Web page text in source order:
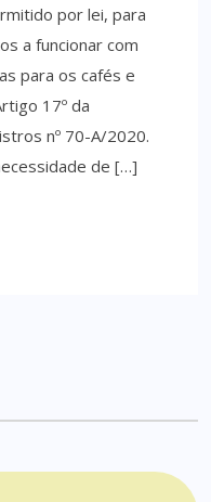
por lei, para
a funcionar com
para os cafés e
17º da
nº 70-A/2020.
de […]